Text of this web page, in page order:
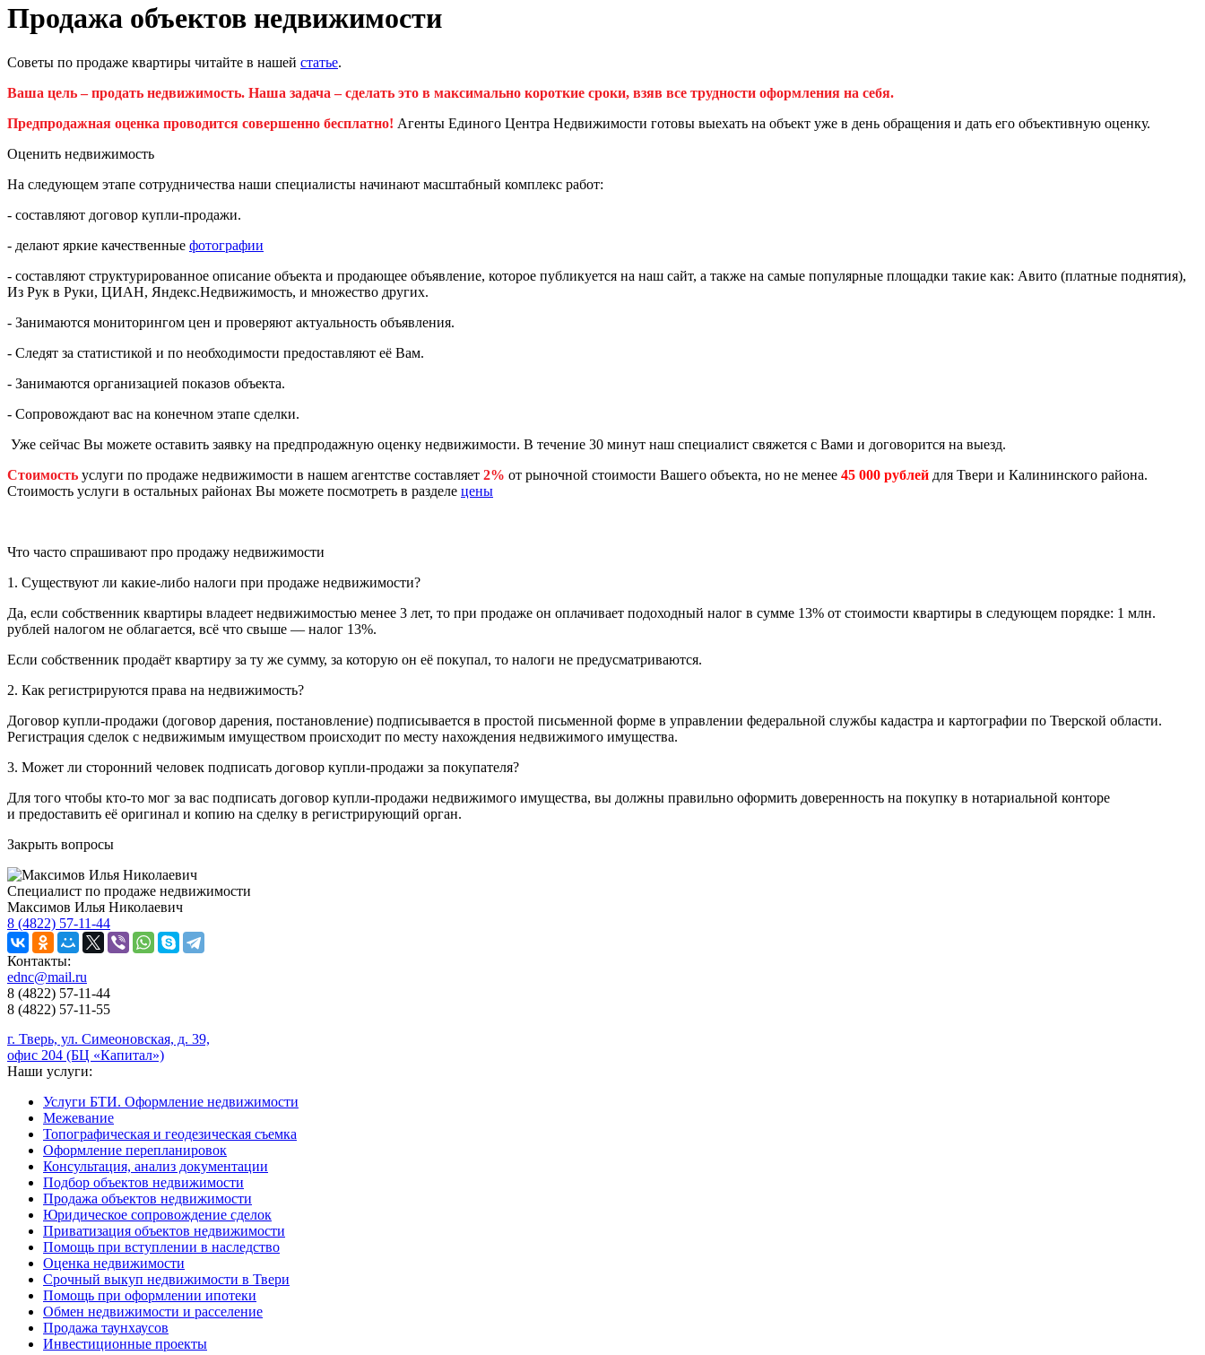
Продажа объектов недвижимости
Советы по продаже квартиры читайте в нашей статье.
Ваша цель – продать недвижимость. Наша задача – сделать это в максимально короткие сроки, взяв все трудности оформления на себя.
Предпродажная оценка проводится совершенно бесплатно! Агенты Единого Центра Недвижимости готовы выехать на объект уже в день обращения и дать его объективную оценку.
Оценить недвижимость
На следующем этапе сотрудничества наши специалисты начинают масштабный комплекс работ:
- составляют договор купли-продажи.
- делают яркие качественные фотографии
- составляют структурированное описание объекта и продающее объявление, которое публикуется на наш сайт, а также на самые популярные площадки такие как: Авито (платные поднятия),
Из Рук в Руки, ЦИАН, Яндекс.Недвижимость, и множество других.
- Занимаются мониторингом цен и проверяют актуальность объявления.
- Следят за статистикой и по необходимости предоставляют её Вам.
- Занимаются организацией показов объекта.
- Сопровождают вас на конечном этапе сделки.
Уже сейчас Вы можете оставить заявку на предпродажную оценку недвижимости. В течение 30 минут наш специалист свяжется с Вами и договорится на выезд.
Стоимость услуги по продаже недвижимости в нашем агентстве составляет 2% от рыночной стоимости Вашего объекта, но не менее 45 000 рублей для Твери и Калининского района.
Стоимость услуги в остальных районах Вы можете посмотреть в разделе цены
Что часто спрашивают про продажу недвижимости
1. Существуют ли какие-либо налоги при продаже недвижимости?
Да, если собственник квартиры владеет недвижимостью менее 3 лет, то при продаже он оплачивает подоходный налог в сумме 13% от стоимости квартиры в следующем порядке: 1 млн.
рублей налогом не облагается, всё что свыше — налог 13%.
Если собственник продаёт квартиру за ту же сумму, за которую он её покупал, то налоги не предусматриваются.
2. Как регистрируются права на недвижимость?
Договор купли-продажи (договор дарения, постановление) подписывается в простой письменной форме в управлении федеральной службы кадастра и картографии по Тверской области.
Регистрация сделок с недвижимым имуществом происходит по месту нахождения недвижимого имущества.
3. Может ли сторонний человек подписать договор купли-продажи за покупателя?
Для того чтобы кто-то мог за вас подписать договор купли-продажи недвижимого имущества, вы должны правильно оформить доверенность на покупку в нотариальной конторе
и предоставить её оригинал и копию на сделку в регистрирующий орган.
Закрыть вопросы
Специалист по продаже недвижимости
Максимов Илья Николаевич
8 (4822) 57-11-44
Контакты:
ednc@mail.ru
8 (4822) 57-11-44
8 (4822) 57-11-55
г. Тверь, ул. Симеоновская, д. 39,
офис 204 (БЦ «Капитал»)
Наши услуги:
Услуги БТИ. Оформление недвижимости
Межевание
Топографическая и геодезическая съемка
Оформление перепланировок
Консультация, анализ документации
Подбор объектов недвижимости
Продажа объектов недвижимости
Юридическое сопровождение сделок
Приватизация объектов недвижимости
Помощь при вступлении в наследство
Оценка недвижимости
Срочный выкуп недвижимости в Твери
Помощь при оформлении ипотеки
Обмен недвижимости и расселение
Продажа таунхаусов
Инвестиционные проекты